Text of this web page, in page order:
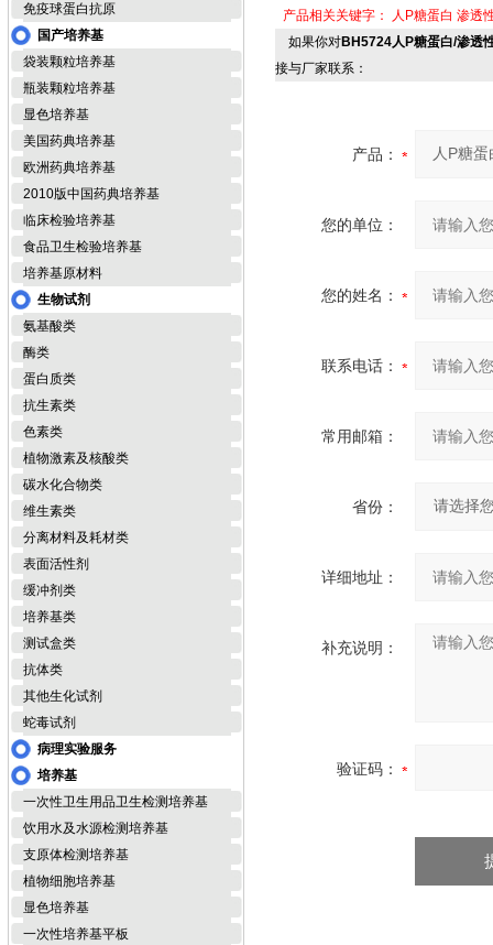
免疫球蛋白抗原
国产培养基
袋装颗粒培养基
瓶装颗粒培养基
显色培养基
美国药典培养基
欧洲药典培养基
2010版中国药典培养基
临床检验培养基
食品卫生检验培养基
培养基原材料
生物试剂
氨基酸类
酶类
蛋白质类
抗生素类
色素类
植物激素及核酸类
碳水化合物类
维生素类
分离材料及耗材类
表面活性剂
缓冲剂类
培养基类
测试盒类
抗体类
其他生化试剂
蛇毒试剂
病理实验服务
培养基
一次性卫生用品卫生检测培养基
饮用水及水源检测培养基
支原体检测培养基
植物细胞培养基
显色培养基
一次性培养基平板
产品相关关键字：
人P糖蛋白 渗透
如果你对BH5724人P糖蛋白/渗透
接与厂家联系：
产品：
您的单位：
您的姓名：
联系电话：
常用邮箱：
省份：
详细地址：
补充说明：
验证码：